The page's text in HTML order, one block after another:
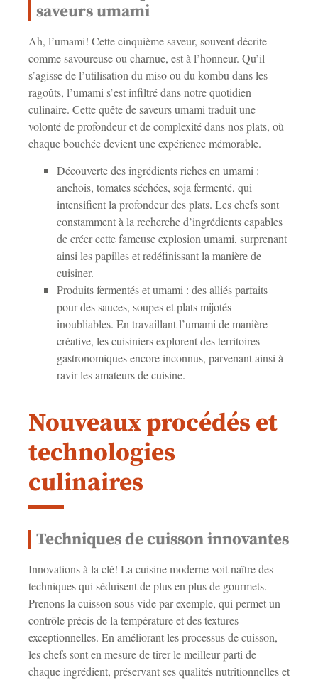
saveurs umami
Ah, l’umami! Cette cinquième saveur, souvent décrite
comme savoureuse ou charnue, est à l’honneur. Qu’il
s’agisse de l’utilisation du miso ou du kombu dans les
ragoûts, l’umami s’est infiltré dans notre quotidien
culinaire. Cette quête de saveurs umami traduit une
volonté de profondeur et de complexité dans nos plats, où
chaque bouchée devient une expérience mémorable.
Découverte des ingrédients riches en umami :
anchois, tomates séchées, soja fermenté, qui
intensifient la profondeur des plats. Les chefs sont
constamment à la recherche d’ingrédients capables
de créer cette fameuse explosion umami, surprenant
ainsi les papilles et redéfinissant la manière de
cuisiner.
Produits fermentés et umami : des alliés parfaits
pour des sauces, soupes et plats mijotés
inoubliables. En travaillant l’umami de manière
créative, les cuisiniers explorent des territoires
gastronomiques encore inconnus, parvenant ainsi à
ravir les amateurs de cuisine.
Nouveaux procédés et
technologies
culinaires
Techniques de cuisson innovantes
Innovations à la clé! La cuisine moderne voit naître des
techniques qui séduisent de plus en plus de gourmets.
Prenons la cuisson sous vide par exemple, qui permet un
contrôle précis de la température et des textures
exceptionnelles. En améliorant les processus de cuisson,
les chefs sont en mesure de tirer le meilleur parti de
chaque ingrédient, préservant ses qualités nutritionnelles et